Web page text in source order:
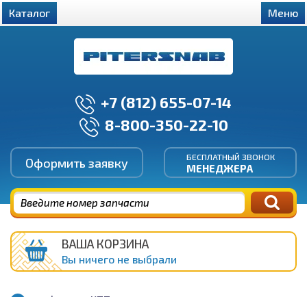
+7 (812) 655-07-14
8-800-350-22-10
Оформить заявку БЕСПЛАТНЫЙ ЗВОНОК
МЕНЕДЖЕРА
Каталог Меню
ВАША КОРЗИНА
Вы ничего не выбрали